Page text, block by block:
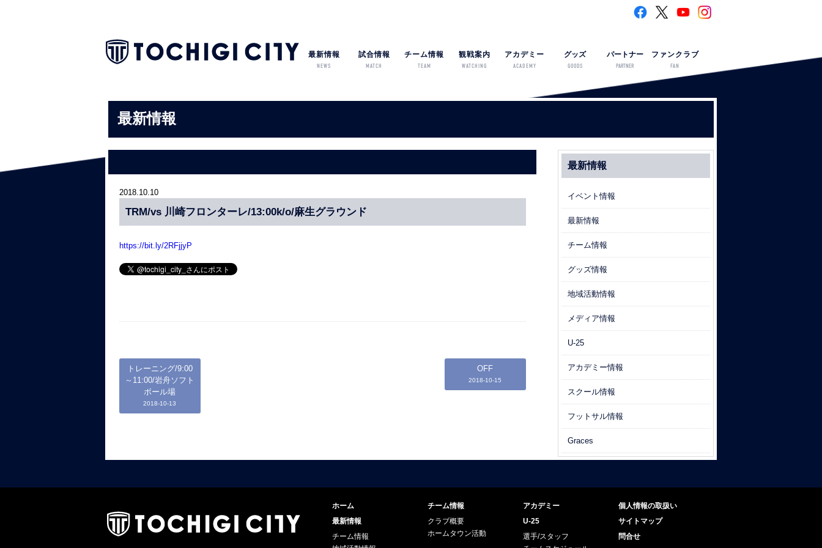
最新情報
NEWS
試合情報
MATCH
チーム情報
TEAM
観戦案内
WATCHING
アカデミー
ACADEMY
グッズ
GOODS
パートナー
PARTNER
ファンクラブ
FAN
最新情報
2018.10.10
TRM/vs 川崎フロンターレ/13:00k/o/麻生グラウンド
https://bit.ly/2RFjjyP
トレーニング/9:00
～11:00/岩舟ソフト
ボール場
2018-10-13
OFF
2018-10-15
最新情報
イベント情報
最新情報
チーム情報
グッズ情報
地域活動情報
メディア情報
U-25
アカデミー情報
スクール情報
フットサル情報
Graces
ホーム
最新情報
チーム情報
チーム情報
クラブ概要
ホームタウン活動
アカデミー
U-25
選手/スタッフ
個人情報の取扱い
サイトマップ
問合せ